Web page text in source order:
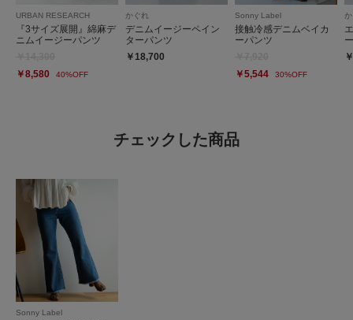
URBAN RESEARCH
『3サイズ展開』綿麻デ
ニムイージーパンツ
￥8,580
40%OFF
かぐれ
デニムイージーペイン
ターパンツ
￥18,700
Sonny Label
接触冷感デニムベイカ
ーパンツ
￥5,544
30%OFF
チェックした商品
Sonny Label